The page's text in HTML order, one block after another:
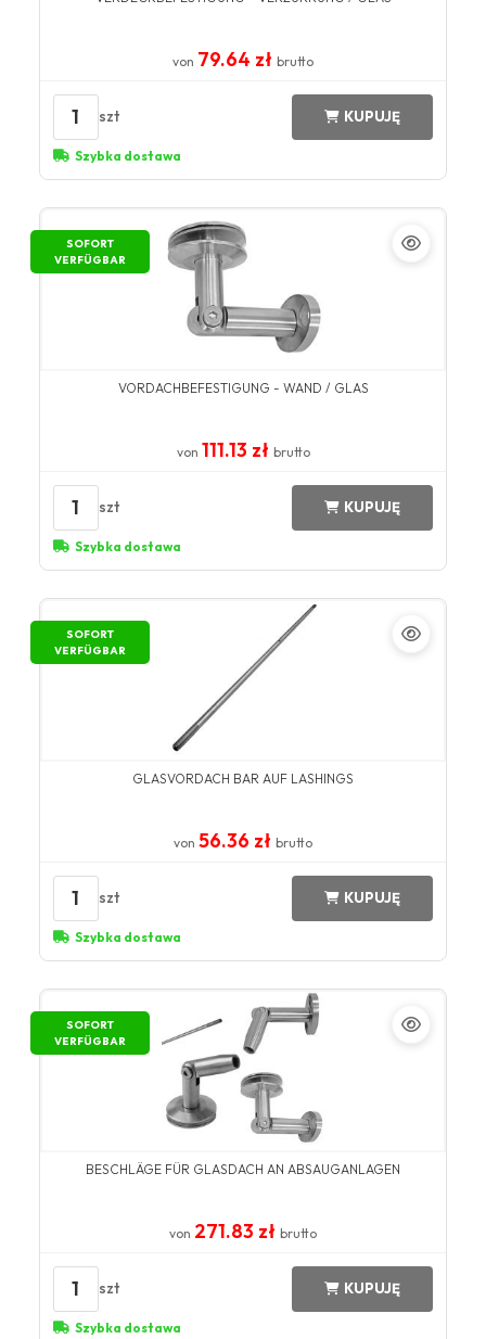
von 79.64 zł brutto
1 szt KUPUJĘ
Szybka dostawa
SOFORT
VERFÜGBAR
VORDACHBEFESTIGUNG - WAND / GLAS
von 111.13 zł brutto
1 szt KUPUJĘ
Szybka dostawa
SOFORT
VERFÜGBAR
GLASVORDACH BAR AUF LASHINGS
von 56.36 zł brutto
1 szt KUPUJĘ
Szybka dostawa
SOFORT
VERFÜGBAR
BESCHLÄGE FÜR GLASDACH AN ABSAUGANLAGEN
von 271.83 zł brutto
1 szt KUPUJĘ
Szybka dostawa